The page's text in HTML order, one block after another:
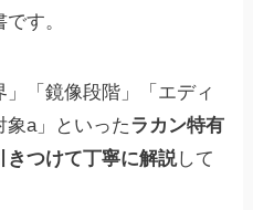
す。
」「鏡像段階」「エディ
象a」といったラカン特有
きつけて丁寧に解説して